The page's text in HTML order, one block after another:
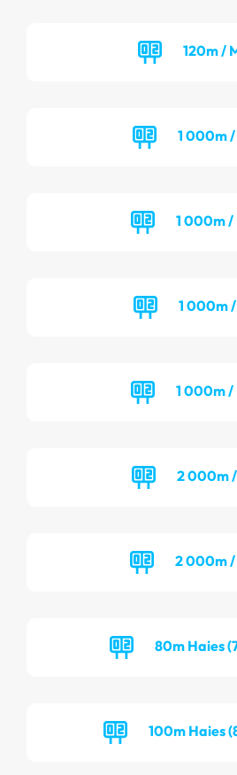
120m /
1 000m /
1 000m /
1 000m
1 000m /
2 000m
2 000m /
80m Haies
100m Haies